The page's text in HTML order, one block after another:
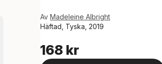
Av Madeleine Albright
Häftad, Tyska, 2019
168 kr